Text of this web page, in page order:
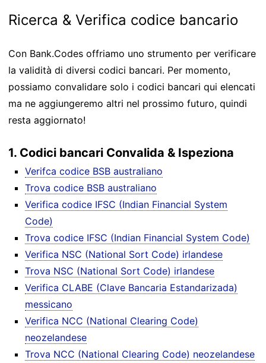
Ricerca & Verifica codice bancario
Con Bank.Codes offriamo uno strumento per verificare
la validità di diversi codici bancari. Per momento,
possiamo convalidare solo i codici bancari qui elencati
ma ne aggiungeremo altri nel prossimo futuro, quindi
resta aggiornato!
1. Codici bancari Convalida & Ispeziona
Verifca codice BSB australiano
Trova codice BSB australiano
Verifica codice IFSC (Indian Financial System
Code)
Trova codice IFSC (Indian Financial System Code)
Verifica NSC (National Sort Code) irlandese
Trova NSC (National Sort Code) irlandese
Verifica CLABE (Clave Bancaria Estandarizada)
messicano
Verifica NCC (National Clearing Code)
neozelandese
Trova NCC (National Clearing Code) neozelandese